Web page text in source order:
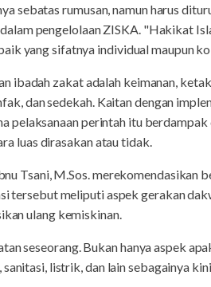
sebatas rumusan, namun harus
pengelolaan ZISKA. "Hakikat
yang sifatnya individual maupun
ibadah zakat adalah keimanan,
dan sedekah. Kaitan dengan
pelaksanaan perintah itu berdampak
luas dirasakan atau tidak.
Tsani, M.Sos. merekomendasikan
tersebut meliputi aspek gerakan
ulang kemiskinan.
seseorang. Bukan hanya aspek
listrik, dan lain sebagainya